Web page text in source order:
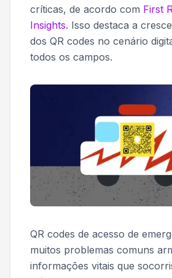
críticas, de acordo com First
Insights. Isso destaca a
dos QR codes no cenário
todos os campos.
QR codes de acesso de
muitos problemas comuns
informações vitais que